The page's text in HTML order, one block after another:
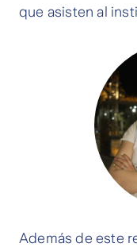
que asisten al
Además de este